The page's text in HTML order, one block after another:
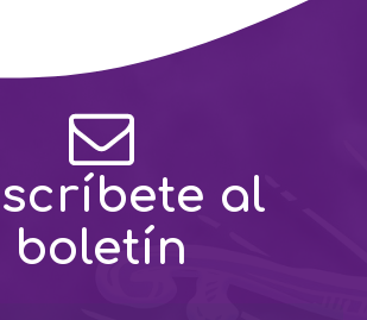
al
boletín